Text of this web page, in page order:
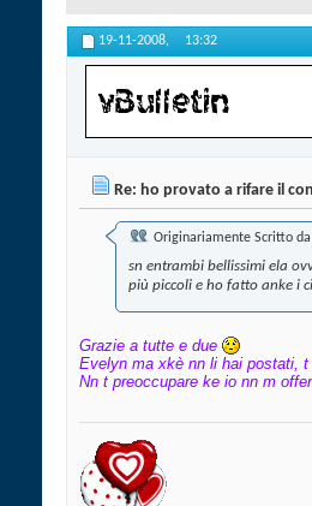
19-11-2008, 13:32
Re: ho provato a rifare il
Originariamente Scritto da
sn entrambi bellissimi ela
più piccoli e ho fatto anke i
Grazie a tutte e due
Evelyn ma xkè nn li hai postati,
Nn t preoccupare ke io nn m